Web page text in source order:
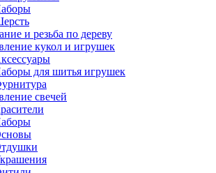
и резьба по дереву
кукол и игрушек
для шитья игрушек
свечей